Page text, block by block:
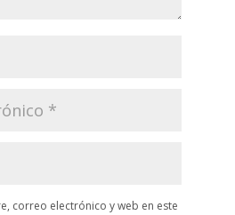
correo electrónico y web en este